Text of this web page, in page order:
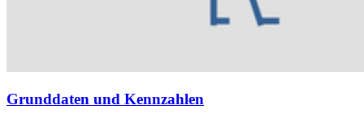
Grunddaten und Kennzahlen